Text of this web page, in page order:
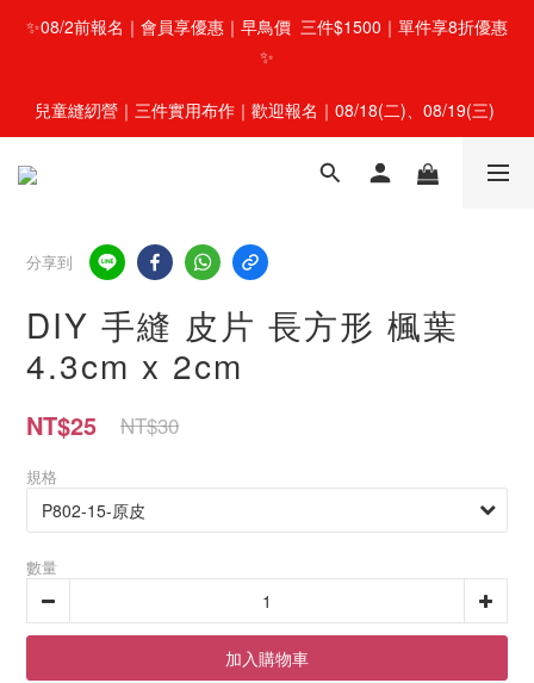
✨08/2前報名｜會員享優惠｜早鳥價  三件$1500｜單件享8折優惠
✨
兒童縫紉營｜三件實用布作｜歡迎報名｜08/18(二)、08/19(三)
分享到
DIY 手縫 皮片 長方形 楓葉
4.3cm x 2cm
NT$25 NT$30
規格
數量
加入購物車